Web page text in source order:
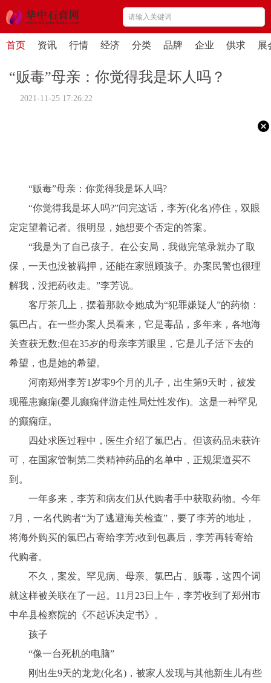
首页 资讯 行情 经济 分类 品牌 企业 供求 展
“贩毒”母亲：你觉得我是坏人吗？
2021-11-25 17:26:22
“贩毒”母亲：你觉得我是坏人吗?
“你觉得我是坏人吗?”问完这话，李芳(化名)停住，双眼
定定望着记者。很明显，她想要个否定的答案。
“我是为了自己孩子。在公安局，我做完笔录就办了取
保，一天也没被羁押，还能在家照顾孩子。办案民警也很理
解我，没把药收走。”李芳说。
客厅茶几上，摆着那款令她成为“犯罪嫌疑人”的药物：
氯巴占。在一些办案人员看来，它是毒品，多年来，各地海
关查获无数;但在35岁的母亲李芳眼里，它是儿子活下去的
希望，也是她的希望。
河南郑州李芳1岁零9个月的儿子，出生第9天时，被发
现罹患癫痫(婴儿癫痫伴游走性局灶性发作)。这是一种罕见
的癫痫症。
四处求医过程中，医生介绍了氯巴占。但该药品未获许
可，在国家管制第二类精神药品的名单中，正规渠道买不
到。
一年多来，李芳和病友们从代购者手中获取药物。今年
7月，一名代购者“为了逃避海关检查”，要了李芳的地址，
将海外购买的氯巴占寄给李芳;收到包裹后，李芳再转寄给
代购者。
不久，案发。罕见病、母亲、氯巴占、贩毒，这四个词
就这样被关联在了一起。11月23日上午，李芳收到了郑州市
中牟县检察院的《不起诉决定书》。
孩子
“像一台死机的电脑”
刚出生9天的龙龙(化名)，被家人发现与其他新生儿有些